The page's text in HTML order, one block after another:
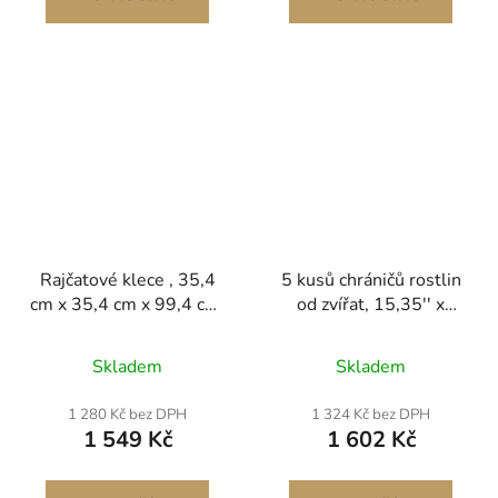
Rajčatové klece , 35,4
cm x 35,4 cm x 99,4 cm,
podpěrné klece na
rostliny, odolné, zelené
ocelové věže na rajčata
s PVC potahem pro
popínavou zeleninu,
rostliny, květiny a ovoce
Skladem
1 280 Kč bez DPH
1 549 Kč
5 kusů chráničů rostlin
od zvířat, 15,35'' x
pletiva, klece na rostliny
pro venkovní rostliny,
květiny a zeleninu, drží
veverky venku, 20 ks
kovových sítí
Skladem
1 324 Kč bez DPH
1 602 Kč